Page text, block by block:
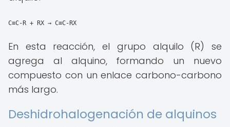
C≡C-R + RX → C≡C-RX
En esta reacción, el grupo alquilo (R) se
agrega al alquino, formando un nuevo
compuesto con un enlace carbono-carbono
más largo.
Deshidrohalogenación de alquinos